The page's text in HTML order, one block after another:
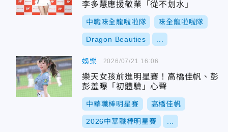
李多慧應援敬業「從不划水」
中職味全龍啦啦隊 味全龍啦啦隊
Dragon Beauties
娛樂
樂天女孩前進明星賽！高橋佳帆、彭
彭羞曝「初體驗」心聲
中華職棒明星賽 高橋佳帆
2026中華職棒明星賽
2026/07/21 16:06